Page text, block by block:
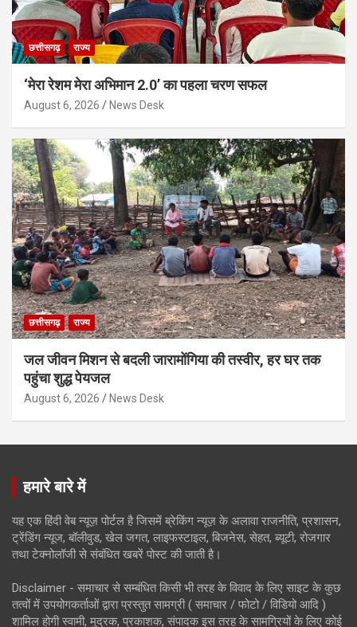
छत्तीसगढ़ राज्य
‘मेरा रेशम मेरा अभिमान 2.0’ का पहला चरण सफल
August 6, 2026 News Desk
छत्तीसगढ़ राज्य
जल जीवन मिशन से बदली जारामोंगिया की तस्वीर, हर घर तक
पहुंचा शुद्ध पेयजल
August 6, 2026 News Desk
हमारे बारे में
यह एक हिंदी वेब न्यूज़ पोर्टल है जिसमें ब्रेकिंग न्यूज़ के अलावा राजनीति, प्रशासन,
ट्रेंडिंग न्यूज, बॉलीवुड, खेल जगत, लाइफस्टाइल, बिजनेस, सेहत, ब्यूटी, रोजगार
तथा टेक्नोलॉजी से संबंधित खबरें पोस्ट की जाती है।
Disclaimer - समाचार से सम्बंधित किसी भी तरह के विवाद के लिए साइट के कुछ
तत्वों में उपयोगकर्ताओं द्वारा प्रस्तुत सामग्री ( समाचार / फोटो / विडियो आदि )
शामिल होगी स्वामी, मुद्रक, प्रकाशक, संपादक इस तरह के सामग्रियों के लिए कोई